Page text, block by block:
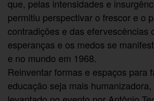
que, pelas intensidades e
permitiu perspectivar o frescor e o
contradições e das efervescências
esperanças e os medos se
e no mundo em 1968.
Reinventar formas e espaços para
educação seja mais